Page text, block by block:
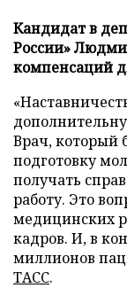
Кандидат в
России»
компенсаций
Врач, который
подготовку
получать
работу. Это
медицинских
кадров. И, в
миллионов
ТАСС.